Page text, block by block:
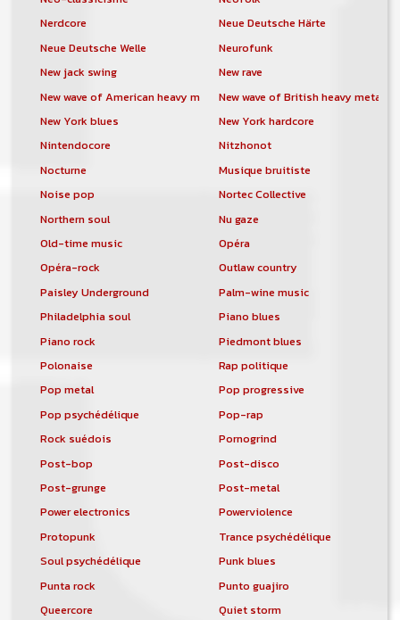
Nerdcore
Neue Deutsche Härte
Neue Deutsche Welle
Neurofunk
New jack swing
New rave
New wave of American heavy metalNew wave of British heavy metal
New York blues
New York hardcore
Nintendocore
Nitzhonot
Nocturne
Musique bruitiste
Noise pop
Nortec Collective
Northern soul
Nu gaze
Old-time music
Opéra
Opéra-rock
Outlaw country
Paisley Underground
Palm-wine music
Philadelphia soul
Piano blues
Piano rock
Piedmont blues
Polonaise
Rap politique
Pop metal
Pop progressive
Pop psychédélique
Pop-rap
Rock suédois
Pornogrind
Post-bop
Post-disco
Post-grunge
Post-metal
Power electronics
Powerviolence
Protopunk
Trance psychédélique
Soul psychédélique
Punk blues
Punta rock
Punto guajiro
Queercore
Quiet storm